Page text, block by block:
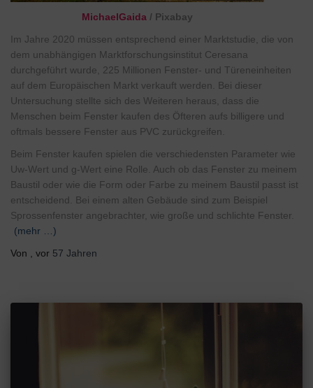
MichaelGaida / Pixabay
Im Jahre 2020 müssen entsprechend einer Marktstudie, die von
dem unabhängigen Marktforschungsinstitut Ceresana
durchgeführt wurde, 225 Millionen Fenster- und Türeneinheiten
auf dem Europäischen Markt verkauft werden. Bei dieser
Untersuchung stellte sich des Weiteren heraus, dass die
Menschen beim Fenster kaufen des Öfteren aufs billigere und
oftmals bessere Fenster aus PVC zurückgreifen.
Beim Fenster kaufen spielen die verschiedensten Parameter wie
Uw-Wert und g-Wert eine Rolle. Auch ob das Fenster zu meinem
Baustil oder wie die Form oder Farbe zu meinem Baustil passt ist
entscheidend. Bei einem alten Gebäude sind zum Beispiel
Sprossenfenster angebrachter, wie große und schlichte Fenster.
(mehr …)
Von
, vor 57 Jahren